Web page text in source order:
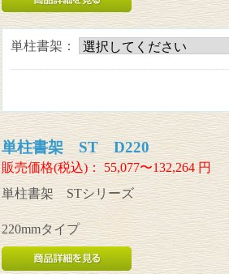
単柱書架：
単柱書架 ST D220
販売価格(税込)： 55,077〜132,264円
単柱書架 STシリーズ
220mmタイプ